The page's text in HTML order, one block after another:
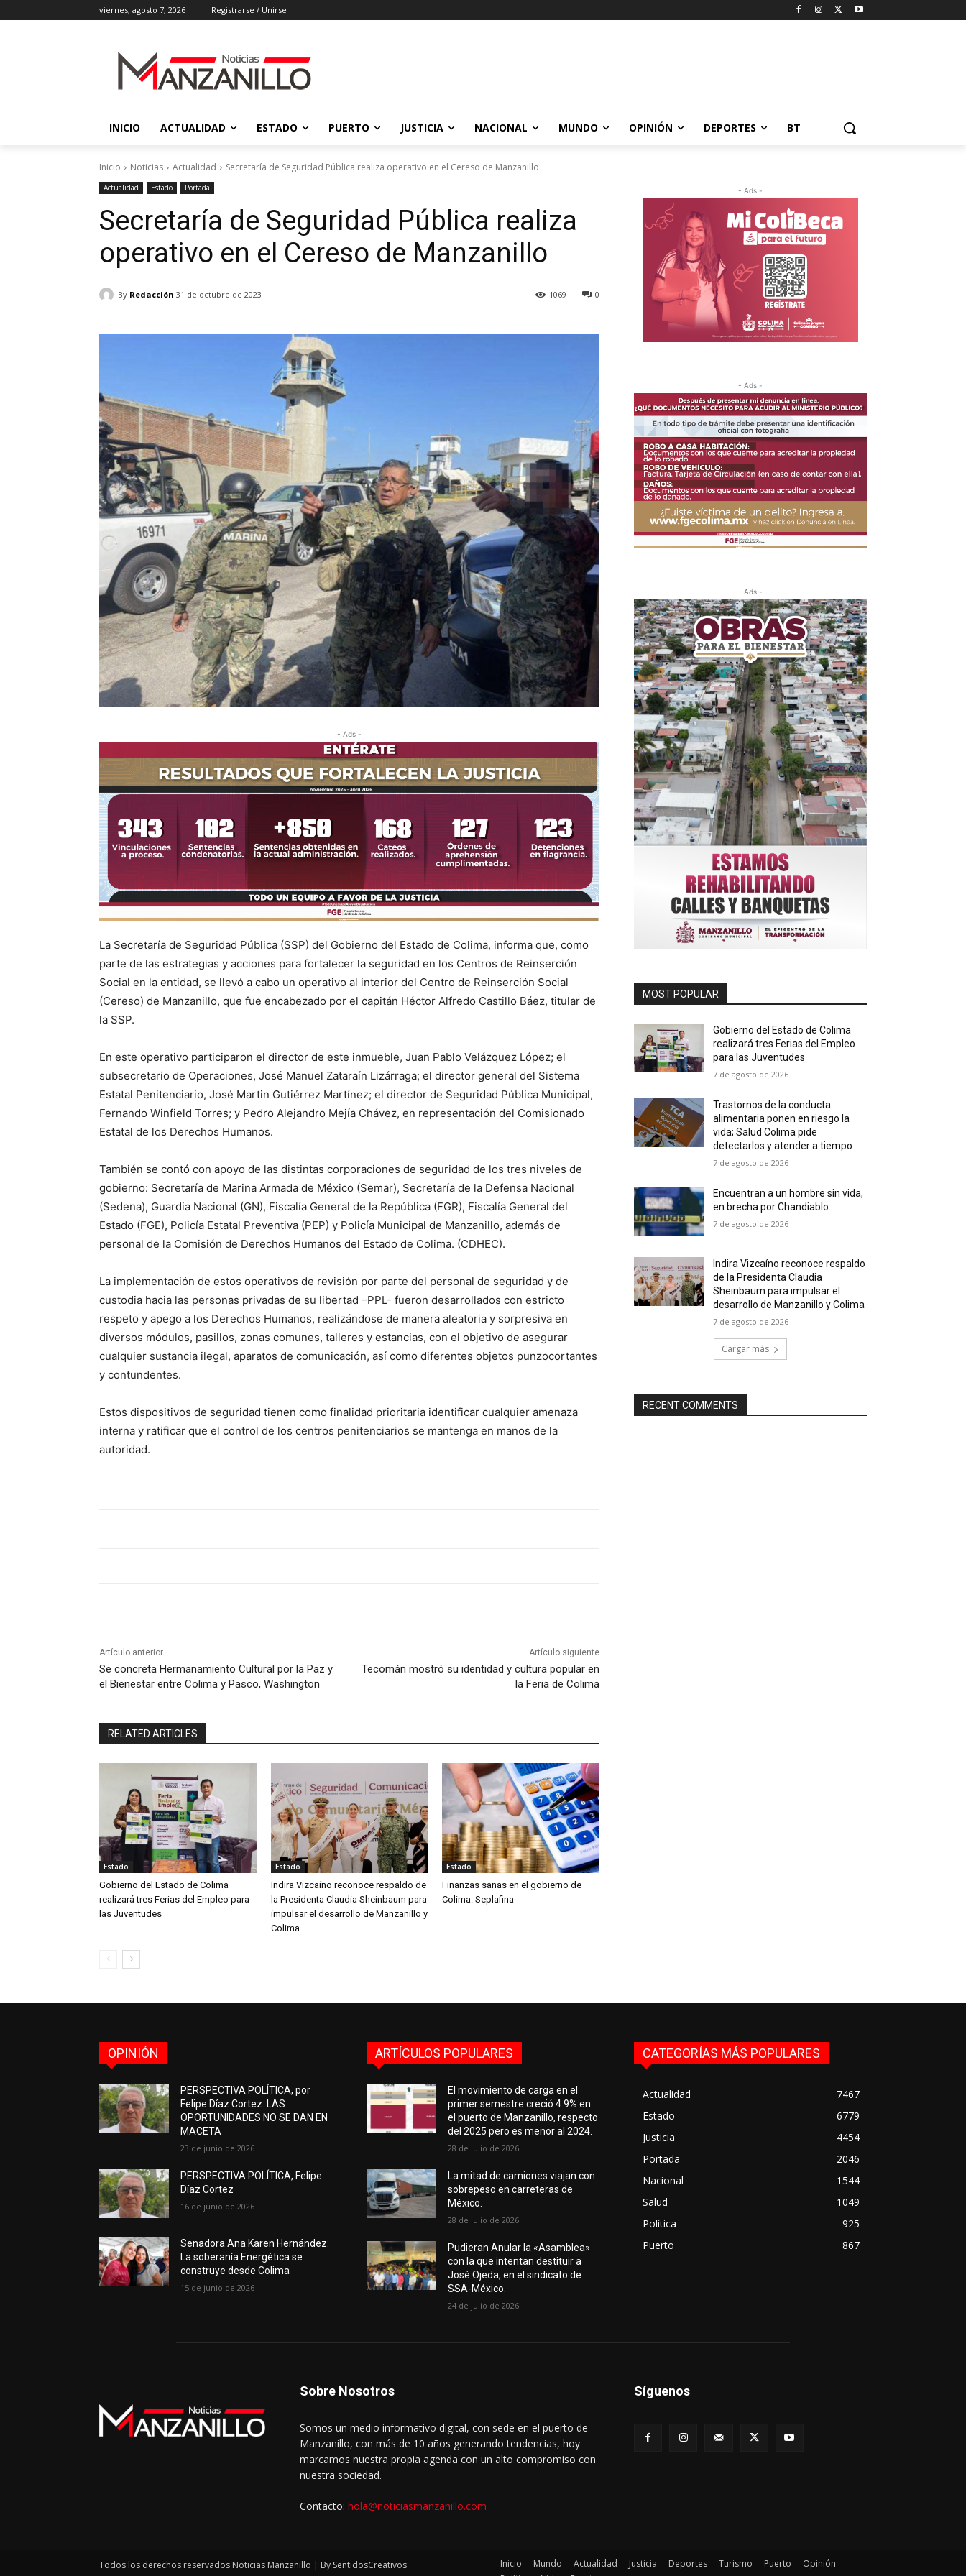
viernes, agosto 7, 2026 Registrarse / Unirse
INICIO ACTUALIDAD ESTADO PUERTO JUSTICIA NACIONAL MUNDO OPINIÓN DEPORTES BT
Inicio Noticias Actualidad Secretaría de Seguridad Pública realiza operativo en el Cereso de Manzanillo
Actualidad Estado Portada
Secretaría de Seguridad Pública realiza
operativo en el Cereso de Manzanillo
By Redacción 31 de octubre de 2023 0
1069
- Ads -
La Secretaría de Seguridad Pública (SSP) del Gobierno del Estado de Colima, informa que, como
parte de las estrategias y acciones para fortalecer la seguridad en los Centros de Reinserción
Social en la entidad, se llevó a cabo un operativo al interior del Centro de Reinserción Social
(Cereso) de Manzanillo, que fue encabezado por el capitán Héctor Alfredo Castillo Báez, titular de
la SSP.
En este operativo participaron el director de este inmueble, Juan Pablo Velázquez López; el
subsecretario de Operaciones, José Manuel Zataraín Lizárraga; el director general del Sistema
Estatal Penitenciario, José Martin Gutiérrez Martínez; el director de Seguridad Pública Municipal,
Fernando Winfield Torres; y Pedro Alejandro Mejía Chávez, en representación del Comisionado
Estatal de los Derechos Humanos.
También se contó con apoyo de las distintas corporaciones de seguridad de los tres niveles de
gobierno: Secretaría de Marina Armada de México (Semar), Secretaría de la Defensa Nacional
(Sedena), Guardia Nacional (GN), Fiscalía General de la República (FGR), Fiscalía General del
Estado (FGE), Policía Estatal Preventiva (PEP) y Policía Municipal de Manzanillo, además de
personal de la Comisión de Derechos Humanos del Estado de Colima. (CDHEC).
La implementación de estos operativos de revisión por parte del personal de seguridad y de
custodia hacia las personas privadas de su libertad –PPL- fueron desarrollados con estricto
respeto y apego a los Derechos Humanos, realizándose de manera aleatoria y sorpresiva en
diversos módulos, pasillos, zonas comunes, talleres y estancias, con el objetivo de asegurar
cualquier sustancia ilegal, aparatos de comunicación, así como diferentes objetos punzocortantes
y contundentes.
Estos dispositivos de seguridad tienen como finalidad prioritaria identificar cualquier amenaza
interna y ratificar que el control de los centros penitenciarios se mantenga en manos de la
autoridad.
Artículo anterior
Se concreta Hermanamiento Cultural por la Paz y
el Bienestar entre Colima y Pasco, Washington
Artículo siguiente
Tecomán mostró su identidad y cultura popular en
la Feria de Colima
RELATED ARTICLES
Estado
Gobierno del Estado de Colima
realizará tres Ferias del Empleo para
las Juventudes
Estado
Indira Vizcaíno reconoce respaldo de
la Presidenta Claudia Sheinbaum para
impulsar el desarrollo de Manzanillo y
Colima
Estado
Finanzas sanas en el gobierno de
Colima: Seplafina
- Ads -
- Ads -
- Ads -
MOST POPULAR
Gobierno del Estado de Colima
realizará tres Ferias del Empleo
para las Juventudes
7 de agosto de 2026
Trastornos de la conducta
alimentaria ponen en riesgo la
vida; Salud Colima pide
detectarlos y atender a tiempo
7 de agosto de 2026
Encuentran a un hombre sin vida,
en brecha por Chandiablo.
7 de agosto de 2026
Indira Vizcaíno reconoce respaldo
de la Presidenta Claudia
Sheinbaum para impulsar el
desarrollo de Manzanillo y Colima
7 de agosto de 2026
Cargar más
RECENT COMMENTS
OPINIÓN
PERSPECTIVA POLÍTICA, por
Felipe Díaz Cortez. LAS
OPORTUNIDADES NO SE DAN EN
MACETA
23 de junio de 2026
PERSPECTIVA POLÍTICA, Felipe
Díaz Cortez
16 de junio de 2026
Senadora Ana Karen Hernández:
La soberanía Energética se
construye desde Colima
15 de junio de 2026
ARTÍCULOS POPULARES
El movimiento de carga en el
primer semestre creció 4.9% en
el puerto de Manzanillo, respecto
del 2025 pero es menor al 2024.
28 de julio de 2026
La mitad de camiones viajan con
sobrepeso en carreteras de
México.
28 de julio de 2026
Pudieran Anular la «Asamblea»
con la que intentan destituir a
José Ojeda, en el sindicato de
SSA-México.
24 de julio de 2026
CATEGORÍAS MÁS POPULARES
Actualidad
7467
Estado
6779
Justicia
4454
Portada
2046
Nacional
1544
Salud
1049
Política
925
Puerto
867
Sobre Nosotros
Somos un medio informativo digital, con sede en el puerto de
Manzanillo, con más de 10 años generando tendencias, hoy
marcamos nuestra propia agenda con un alto compromiso con
nuestra sociedad.
Contacto: hola@noticiasmanzanillo.com
Síguenos
Todos los derechos reservados Noticias Manzanillo | By SentidosCreativos Inicio Mundo Actualidad Justicia Deportes Turismo Puerto
Opinión